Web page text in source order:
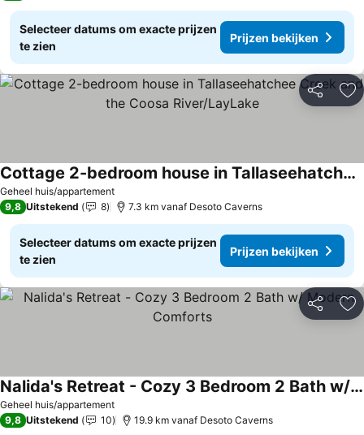
Selecteer datums om exacte prijzen
te zien
Prijzen bekijken
Delen
Geheel huis/appartement
Cottage 2-bedroom house in Tallaseehatchee Creek and the Coosa River/LayLake
9,8 Uitstekend 8 7.3 km vanaf Desoto Caverns
Selecteer datums om exacte prijzen
te zien
Prijzen bekijken
Delen
Geheel huis/appartement
Nalida's Retreat - Cozy 3 Bedroom 2 Bath w/ Modern Comforts
9,8 Uitstekend 10 19.9 km vanaf Desoto Caverns